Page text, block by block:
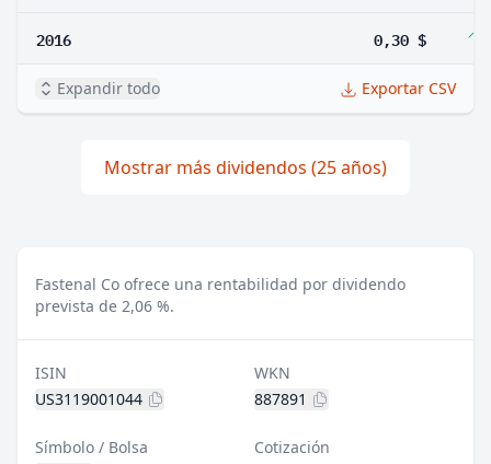
2016 0,30 $
Expandir todo Exportar CSV
Mostrar más dividendos (25 años)
Fastenal Co ofrece una rentabilidad por dividendo
prevista de 2,06 %.
ISIN
US3119001044
WKN
887891
Símbolo / Bolsa
Cotización